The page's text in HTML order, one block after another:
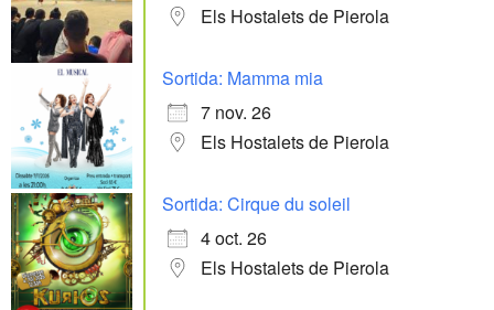
Els Hostalets de Pierola
Sortida: Mamma mia
7 nov. 26
Els Hostalets de Pierola
Sortida: Cirque du soleil
4 oct. 26
Els Hostalets de Pierola